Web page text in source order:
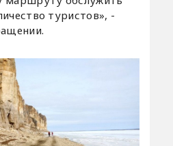
туристов», -